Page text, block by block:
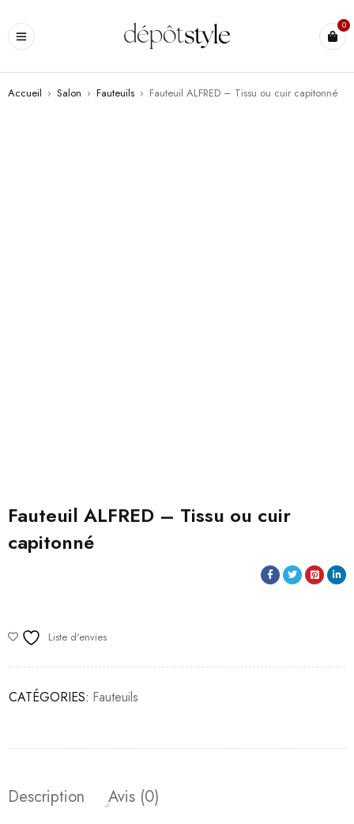
0
Accueil › Salon › Fauteuils › Fauteuil ALFRED – Tissu ou cuir capitonné
Fauteuil ALFRED – Tissu ou cuir
capitonné
Liste d'envies
CATÉGORIES: Fauteuils
Description Avis (0)